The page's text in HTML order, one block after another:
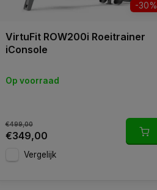
-30%
VirtuFit ROW200i Roeitrainer
iConsole
Op voorraad
€499,00
€349,00
Vergelijk